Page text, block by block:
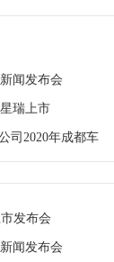
闻发布会
瑞上市
司2020年成都车
发布会
闻发布会